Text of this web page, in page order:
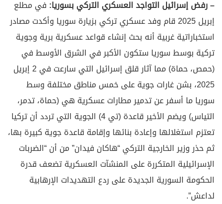
– رفض إسرائيل التواجد العسكري التركي بسوريا: في مطلع
إبريل 2025 قام وفد عسكري تركي بزيارة سوريا وأكدت مصادر
استخباراتية غربية أنه بحث إنشاء قواعد عسكرية برية وجوية
تركية بوسط سوريا ستكون الأكبر في الشرق الأوسط في
(حمص، حماة) مما آثار قلق إسرائيل التي سارعت في 2 إبريل
2025، بشن غارات جوية على خمس مناطق مختلفة وسط
سوريا ما أسفر عن تدمير مطارات عسكرية هي (حماة، تدمر،
التياس) ويضم الأخير قاعدة (تي 4) الجوية التي تردد أن تركيا
تعتزم استغلالها وإعادة بنائها وإقامة قاعدة جوية كبيرة بها،
ثم حذر وزير الخارجية التركي “هاكان فيدان” من أن “الضربات
الإسرائيلية المتكررة على المنشآت العسكرية تضعف قدرة
الحكومة السورية الجديدة على ردع التهديدات الإرهابية
لداعش”.